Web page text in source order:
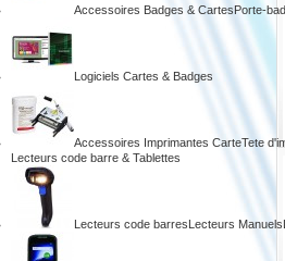
Accessoires Badges & CartesPorte-
Logiciels Cartes & Badges
Accessoires Imprimantes CarteTete
Lecteurs code barre & Tablettes
Lecteurs code barresLecteurs Manuels